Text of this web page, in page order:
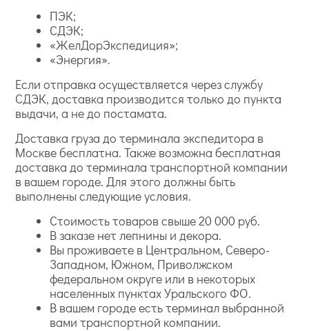
ПЭК;
СДЭК;
«ЖелДорЭкспедиция»;
«Энергия».
Если отправка осуществляется через службу
СДЭК, доставка производится только до пункта
выдачи, а не до постамата.
Доставка груза до терминала экспедитора в
Москве бесплатна. Также возможна бесплатная
доставка до терминала транспортной компании
в вашем городе. Для этого должны быть
выполнены следующие условия.
Стоимость товаров свыше 20 000 руб.
В заказе нет лепнины и декора.
Вы проживаете в Центральном, Северо-
Западном, Южном, Приволжском
федеральном округе или в некоторых
населенных пунктах Уральского ФО.
В вашем городе есть терминал выбранной
вами транспортной компании.